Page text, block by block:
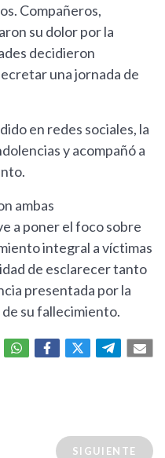
Compañeros,
su dolor por la
decidieron
una jornada de
en redes sociales, la
y acompañó a
ambas
a poner el foco sobre
integral a víctimas
de esclarecer tanto
presentada por la
su fallecimiento.
SIGUIENTE